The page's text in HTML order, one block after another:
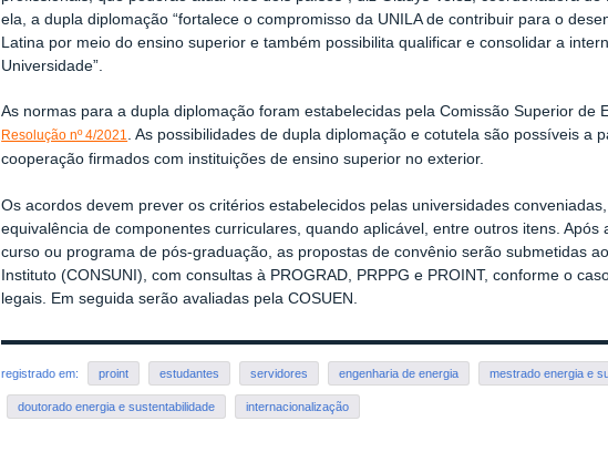
ela, a dupla diplomação “fortalece o compromisso da UNILA de contribuir para o
Latina por meio do ensino superior e também possibilita qualificar e consolidar a
Universidade”.
As normas para a dupla diplomação foram estabelecidas pela Comissão Superior de
Resolução nº 4/2021. As possibilidades de dupla diplomação e cotutela são possíveis a
cooperação firmados com instituições de ensino superior no exterior.
Os acordos devem prever os critérios estabelecidos pelas universidades
equivalência de componentes curriculares, quando aplicável, entre outros itens. Após
curso ou programa de pós-graduação, as propostas de convênio serão submetidas
Instituto (CONSUNI), com consultas à PROGRAD, PRPPG e PROINT, conforme o
legais. Em seguida serão avaliadas pela COSUEN.
registrado em: proint estudantes servidores engenharia de energia mestrado energia e
doutorado energia e sustentabilidade internacionalização